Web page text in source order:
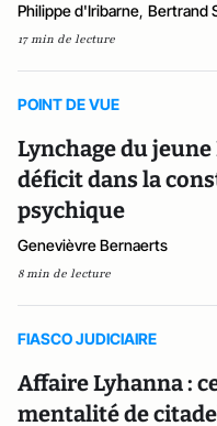
Philippe d'Iribarne, Bertrand
17 min de lecture
POINT DE VUE
Lynchage du
déficit dans la
psychique
Genevièvre Bernaerts
8 min de lecture
FIASCO JUDICIAIRE
Affaire Lyhanna :
mentalité de